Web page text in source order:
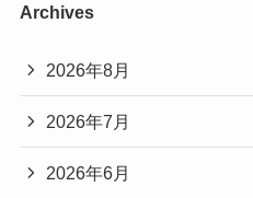
Archives
2026年8月
2026年7月
2026年6月